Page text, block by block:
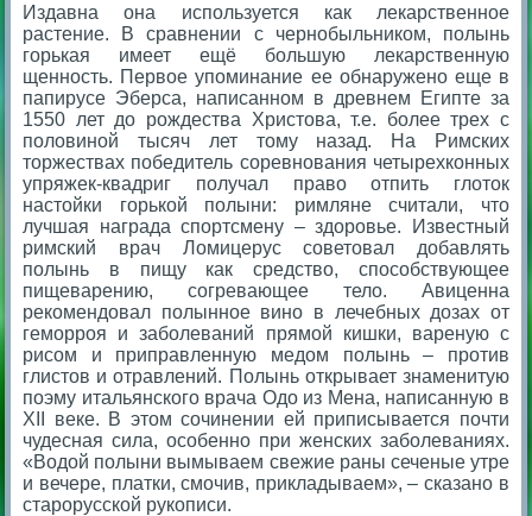
Издавна она используется как лекарственное
растение. В сравнении с чернобыльником, полынь
горькая имеет ещё большую лекарственную
щенность. Первое упоминание ее обнаружено еще в
папирусе Эберса, написанном в древнем Египте за
1550 лет до рождества Христова, т.е. более трех с
половиной тысяч лет тому назад. На Римских
торжествах победитель соревнования четырехконных
упряжек-квадриг получал право отпить глоток
настойки горькой полыни: римляне считали, что
лучшая награда спортсмену – здоровье. Известный
римский врач Ломицерус советовал добавлять
полынь в пищу как средство, способствующее
пищеварению, согревающее тело. Авиценна
рекомендовал полынное вино в лечебных дозах от
геморроя и заболеваний прямой кишки, вареную с
рисом и приправленную медом полынь – против
глистов и отравлений. Полынь открывает знаменитую
поэму итальянского врача Одо из Мена, написанную в
XII веке. В этом сочинении ей приписывается почти
чудесная сила, особенно при женских заболеваниях.
«Водой полыни вымываем свежие раны сеченые утре
и вечере, платки, смочив, прикладываем», – сказано в
старорусской рукописи.